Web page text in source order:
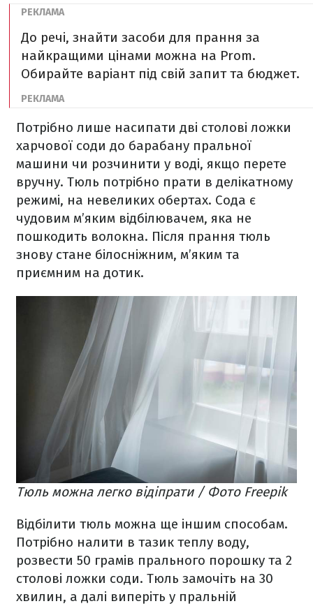
До речі, знайти засоби для прання за
найкращими цінами можна на Prom.
Обирайте варіант під свій запит та бюджет.
Потрібно лише насипати дві столові ложки
харчової соди до барабану пральної
машини чи розчинити у воді, якщо перете
вручну. Тюль потрібно прати в делікатному
режимі, на невеликих обертах. Сода є
чудовим м’яким відбілювачем, яка не
пошкодить волокна. Після прання тюль
знову стане білосніжним, м’яким та
приємним на дотик.
Тюль можна легко відіпрати / Фото Freepik
Відбілити тюль можна ще іншим способам.
Потрібно налити в тазик теплу воду,
розвести 50 грамів прального порошку та 2
столові ложки соди. Тюль замочіть на 30
хвилин, а далі виперіть у пральній